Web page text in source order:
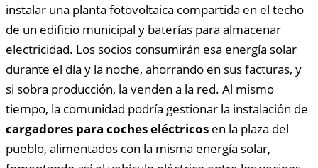
instalar una planta fotovoltaica compartida en el techo
de un edificio municipal y baterías para almacenar
electricidad. Los socios consumirán esa energía solar
durante el día y la noche, ahorrando en sus facturas, y
si sobra producción, la venden a la red. Al mismo
tiempo, la comunidad podría gestionar la instalación de
cargadores para coches eléctricos en la plaza del
pueblo, alimentados con la misma energía solar,